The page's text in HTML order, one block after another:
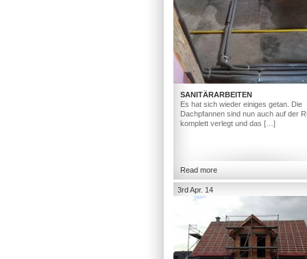
SANITÄRARBEITEN
Es hat sich wieder einiges getan. Die
Dachpfannen sind nun auch auf der
komplett verlegt und das […]
Read more
3rd Apr. 14